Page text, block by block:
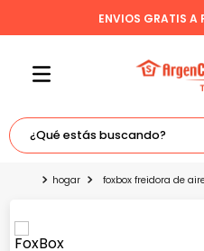
ENVIOS GRATIS A
¿Qué estás buscando?
TÉRMINOS MÁS BUSCADOS
2.
hogar foxbox freidora de